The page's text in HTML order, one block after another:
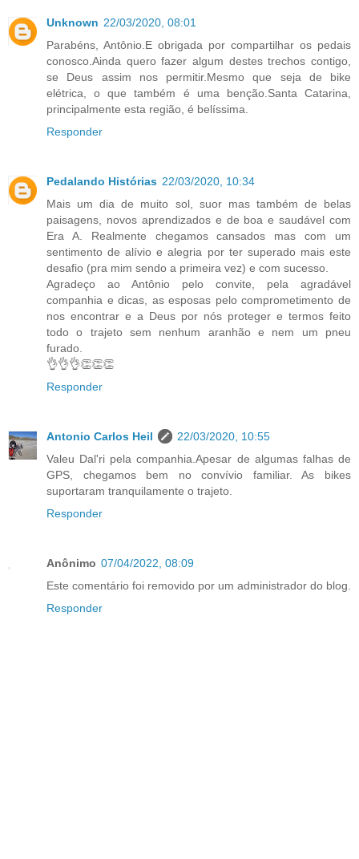
Unknown 22/03/2020, 08:01
Parabéns, Antônio.E obrigada por compartilhar os pedais
conosco.Ainda quero fazer algum destes trechos contigo,
se Deus assim nos permitir.Mesmo que seja de bike
elétrica, o que também é uma benção.Santa Catarina,
principalmente esta região, é belíssima.
Responder
Pedalando Histórias 22/03/2020, 10:34
Mais um dia de muito sol, suor mas também de belas
paisagens, novos aprendizados e de boa e saudável com
Era A. Realmente chegamos cansados mas com um
sentimento de alívio e alegria por ter superado mais este
desafio (pra mim sendo a primeira vez) e com sucesso.
Agradeço ao Antônio pelo convite, pela agradável
companhia e dicas, as esposas pelo comprometimento de
nos encontrar e a Deus por nós proteger e termos feito
todo o trajeto sem nenhum aranhão e nem um pneu
furado.
👌👌👌👏👏👏
Responder
Antonio Carlos Heil
22/03/2020, 10:55
Valeu Dal'ri pela companhia.Apesar de algumas falhas de
GPS, chegamos bem no convívio familiar. As bikes
suportaram tranquilamente o trajeto.
Responder
Anônimo 07/04/2022, 08:09
Este comentário foi removido por um administrador do blog.
Responder